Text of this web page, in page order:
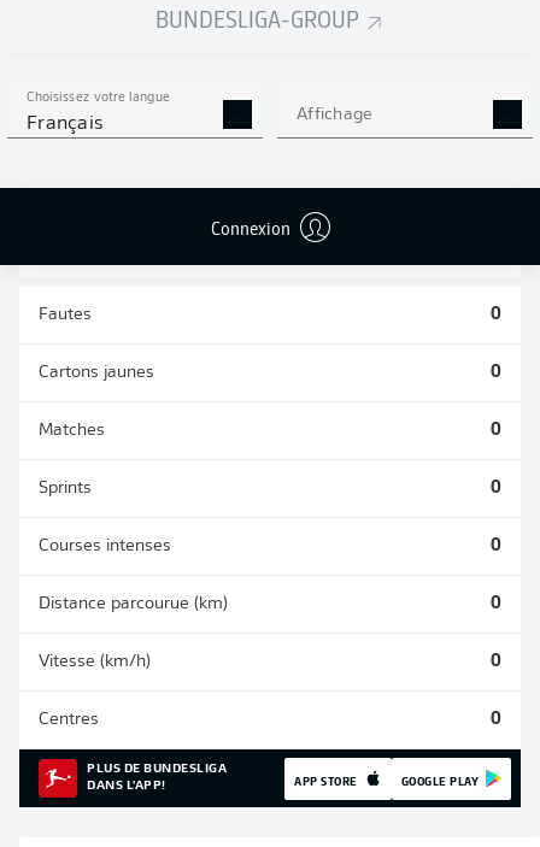
BUNDESLIGA-GROUP
Choisissez votre langue
Français Affichage
Connexion
STATS DE LA SAISON
2022/2023
0 0
Fautes 0
Cartons jaunes 0
Matches 0
Sprints 0
Courses intenses 0
Distance parcourue (km) 0
Vitesse (km/h) 0
Centres 0
PLUS DE BUNDESLIGA
DANS L'APP!
APP STORE GOOGLE PLAY